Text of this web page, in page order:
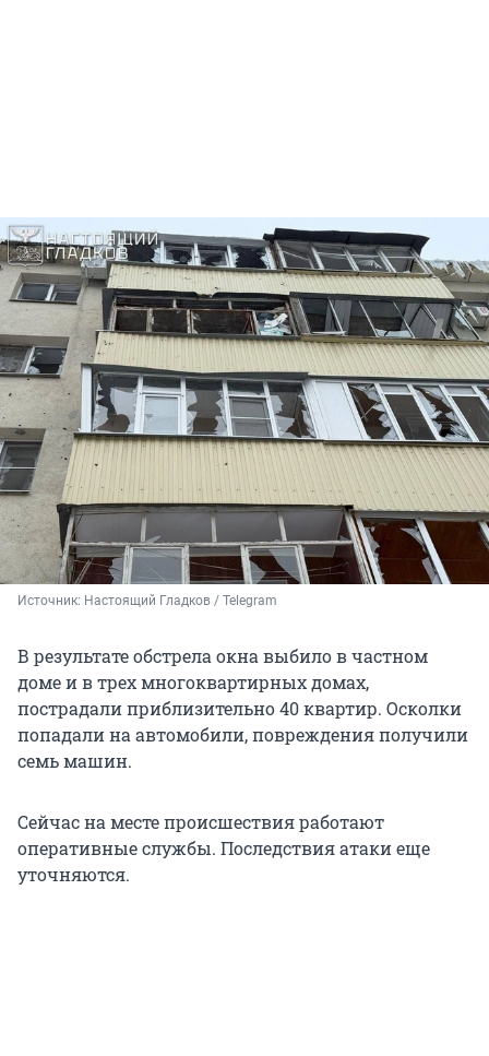
Источник: Настоящий Гладков / Telegram
В результате обстрела окна выбило в частном
доме и в трех многоквартирных домах,
пострадали приблизительно 40 квартир. Осколки
попадали на автомобили, повреждения получили
семь машин.
Сейчас на месте происшествия работают
оперативные службы. Последствия атаки еще
уточняются.